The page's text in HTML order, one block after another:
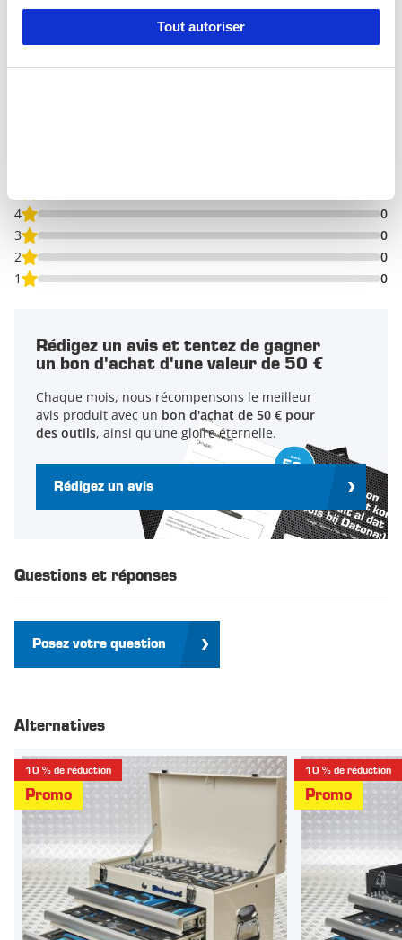
Tout autoriser
4
0
3
0
2
0
1
0
Rédigez un avis et tentez de gagner
un bon d'achat d'une valeur de 50 €
Chaque mois, nous récompensons le meilleur
avis produit avec un bon d'achat de 50 € pour
des outils, ainsi qu'une gloire éternelle.
Rédigez un avis
Questions et réponses
Posez votre question
Alternatives
10 % de réduction
Promo
10 % de réduction
Promo